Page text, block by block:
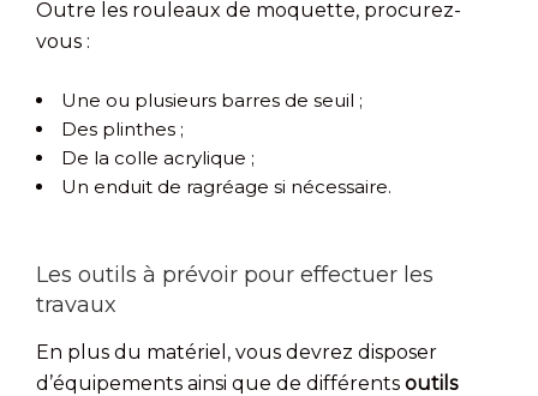
Outre les rouleaux de moquette, procurez-
vous :
Une ou plusieurs barres de seuil ;
Des plinthes ;
De la colle acrylique ;
Un enduit de ragréage si nécessaire.
Les outils à prévoir pour effectuer les
travaux
En plus du matériel, vous devrez disposer
d’équipements ainsi que de différents outils